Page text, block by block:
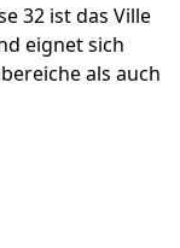
32 ist das Ville
eignet sich
als auch